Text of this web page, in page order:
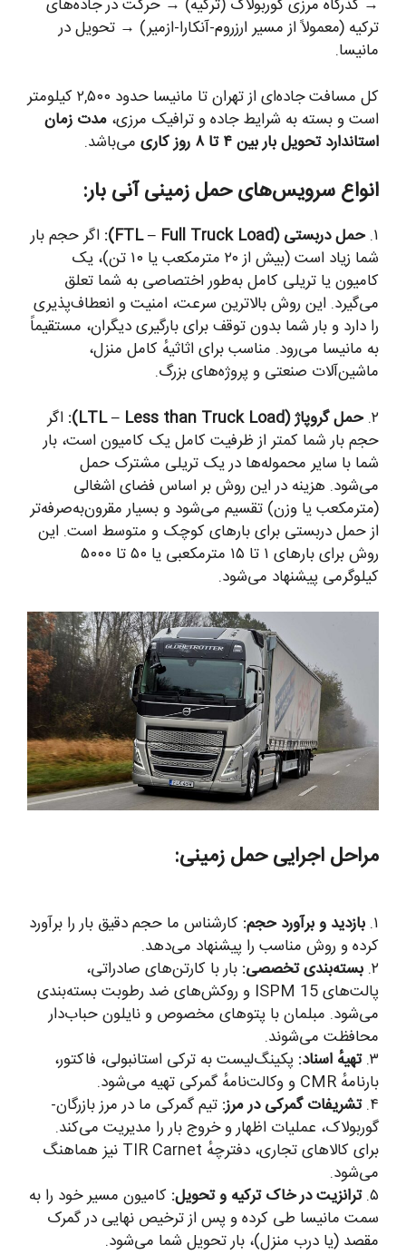
→ گذرگاه مرزی گوربولاک (ترکیه) → حرکت در جاده‌های
ترکیه (معمولاً از مسیر ارزروم-آنکارا-ازمیر) → تحویل در
مانیسا.
کل مسافت جاده‌ای از تهران تا مانیسا حدود ۲,۵۰۰ کیلومتر
است و بسته به شرایط جاده و ترافیک مرزی، مدت زمان
استاندارد تحویل بار بین ۴ تا ۸ روز کاری
می‌باشد.
انواع سرویس‌های حمل زمینی آنی بار:
۱. حمل دربستی (FTL – Full Truck Load):
اگر حجم بار
شما زیاد است (بیش از ۲۰ مترمکعب یا ۱۰ تن)، یک
کامیون یا تریلی کامل به‌طور اختصاصی به شما تعلق
می‌گیرد. این روش بالاترین سرعت، امنیت و انعطاف‌پذیری
را دارد و بار شما بدون توقف برای بارگیری دیگران، مستقیماً
به مانیسا می‌رود. مناسب برای اثاثیهٔ کامل منزل،
ماشین‌آلات صنعتی و پروژه‌های بزرگ.
۲. حمل گروپاژ (LTL – Less than Truck Load):
اگر
حجم بار شما کمتر از ظرفیت کامل یک کامیون است، بار
شما با سایر محموله‌ها در یک تریلی مشترک حمل
می‌شود. هزینه در این روش بر اساس فضای اشغالی
(مترمکعب یا وزن) تقسیم می‌شود و بسیار مقرون‌به‌صرفه‌تر
از حمل دربستی برای بارهای کوچک و متوسط است. این
روش برای بارهای ۱ تا ۱۵ مترمکعبی یا ۵۰ تا ۵۰۰۰
کیلوگرمی پیشنهاد می‌شود.
مراحل اجرایی حمل زمینی:
۱. بازدید و برآورد حجم: کارشناس ما حجم دقیق بار را برآورد
کرده و روش مناسب را پیشنهاد می‌دهد.
۲. بسته‌بندی تخصصی: بار با کارتن‌های صادراتی،
پالت‌های ISPM 15 و روکش‌های ضد رطوبت بسته‌بندی
می‌شود. مبلمان با پتوهای مخصوص و نایلون حباب‌دار
محافظت می‌شوند.
۳. تهیهٔ اسناد: پکینگ‌لیست به ترکی استانبولی، فاکتور،
بارنامهٔ CMR و وکالت‌نامهٔ گمرکی تهیه می‌شود.
۴. تشریفات گمرکی در مرز: تیم گمرکی ما در مرز بازرگان-
گوربولاک، عملیات اظهار و خروج بار را مدیریت می‌کند.
برای کالاهای تجاری، دفترچهٔ TIR Carnet نیز هماهنگ
می‌شود.
۵. ترانزیت در خاک ترکیه و تحویل: کامیون مسیر خود را به
سمت مانیسا طی کرده و پس از ترخیص نهایی در گمرک
مقصد (یا درب منزل)، بار تحویل شما می‌شود.